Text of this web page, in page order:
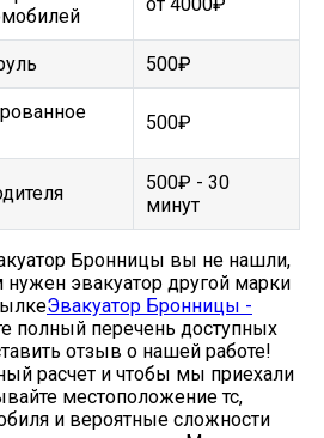
500₽
500₽
500₽ - 30
минут
Бронницы вы не нашли,
нужен эвакуатор другой марки
Эвакуатор Бронницы -
полный перечень доступных
отзыв о нашей работе!
расчет и чтобы мы приехали
местоположение тс,
и вероятные сложности